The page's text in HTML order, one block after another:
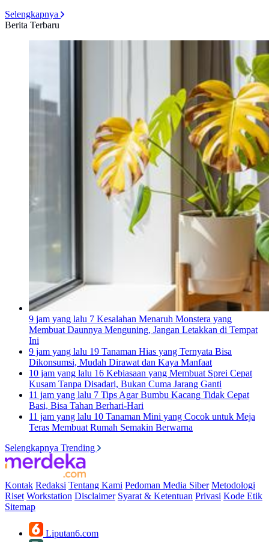
Selengkapnya
Berita Terbaru
9 jam yang lalu 7 Kesalahan Menaruh Monstera yang
Membuat Daunnya Menguning, Jangan Letakkan di Tempat
Ini
9 jam yang lalu 19 Tanaman Hias yang Ternyata Bisa
Dikonsumsi, Mudah Dirawat dan Kaya Manfaat
10 jam yang lalu 16 Kebiasaan yang Membuat Sprei Cepat
Kusam Tanpa Disadari, Bukan Cuma Jarang Ganti
11 jam yang lalu 7 Tips Agar Bumbu Kacang Tidak Cepat
Basi, Bisa Tahan Berhari-Hari
11 jam yang lalu 10 Tanaman Mini yang Cocok untuk Meja
Teras Membuat Rumah Semakin Berwarna
Selengkapnya Trending
Kontak Redaksi Tentang Kami Pedoman Media Siber Metodologi
Riset Workstation Disclaimer Syarat & Ketentuan Privasi Kode Etik
Sitemap
Liputan6.com